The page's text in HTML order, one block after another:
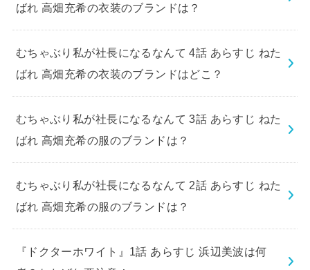
ばれ 高畑充希の衣装のブランドは？
むちゃぶり私が社長になるなんて 4話 あらすじ ねた
ばれ 高畑充希の衣装のブランドはどこ？
むちゃぶり私が社長になるなんて 3話 あらすじ ねた
ばれ 高畑充希の服のブランドは？
むちゃぶり私が社長になるなんて 2話 あらすじ ねた
ばれ 高畑充希の服のブランドは？
『ドクターホワイト』1話 あらすじ 浜辺美波は何